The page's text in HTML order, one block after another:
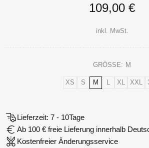
109,00 €
inkl. MwSt.
GRÖSSE: M
XS S M L XL XXL
Lieferzeit: 7 - 10Tage
Ab 100 € freie Lieferung innerhalb
Kostenfreier Änderungsservice